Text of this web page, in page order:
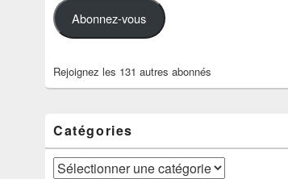
Abonnez-vous
Rejoignez les 131 autres abonnés
Catégories
Catégories